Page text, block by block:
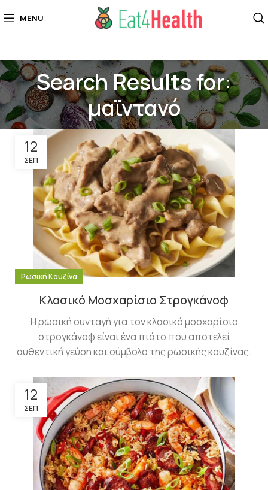
MENU
Search Results for:
μαϊντανό
12
ΣΕΠ
Ρωσική Κουζίνα
Κλασικό Μοσχαρίσιο Στρογκάνοφ
Η ρωσική συνταγή για τον κλασικό μοσχαρίσιο
στρογκάνοφ είναι ένα πιάτο που αποτελεί
αυθεντική γεύση και σύμβολο της ρωσικής κουζίνας.
12
ΣΕΠ